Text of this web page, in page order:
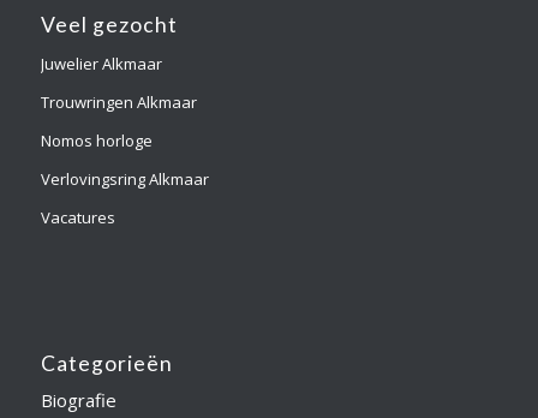
Veel gezocht
Juwelier Alkmaar
Trouwringen Alkmaar
Nomos horloge
Verlovingsring Alkmaar
Vacatures
Categorieën
Biografie